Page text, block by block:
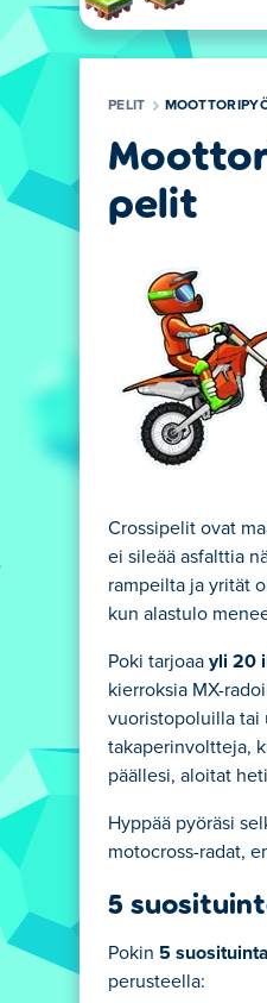
PELIT
pelit
Crossipelit ovat
ei sileää asfalttia
rampeilta ja yrität
kun alastulo
Poki tarjoaa yli 20
kierroksia MX-
vuoristopoluilla tai
takaperinvoltteja,
päällesi, aloitat
Hyppää pyöräsi
motocross-radat,
5
Pokin 5
perusteella: